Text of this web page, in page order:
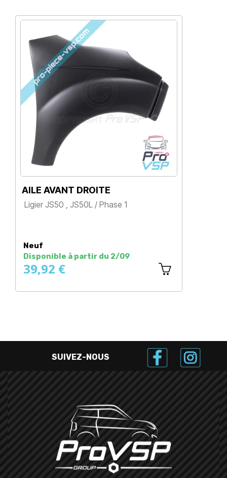
AILE AVANT DROITE
Ligier JS50 , JS50L / Phase 1
Neuf
Disponible à partir du 2/09
39,92 €
SUIVEZ-NOUS